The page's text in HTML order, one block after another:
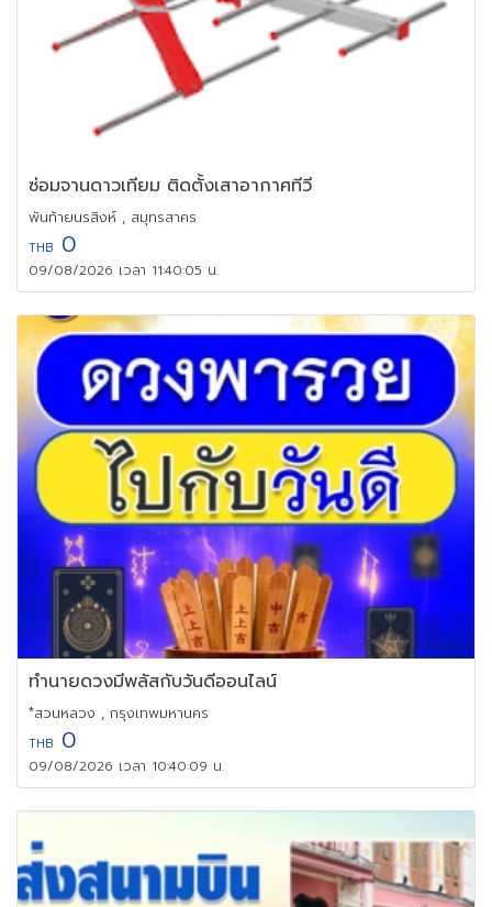
ซ่อมจานดาวเทียม ติดตั้งเสาอากาศทีวี
พันท้ายนรสิงห์ , สมุทรสาคร
THB 0
09/08/2026 เวลา 11:40:05 น.
ทำนายดวงมีพลัสกับวันดีออนไลน์
*สวนหลวง , กรุงเทพมหานคร
THB 0
09/08/2026 เวลา 10:40:09 น.